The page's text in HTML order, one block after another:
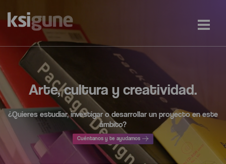
Arte, cultura y creatividad.
¿Quieres estudiar, investigar o desarrollar un proyecto en este
ámbito?
Cuéntanos y te ayudamos